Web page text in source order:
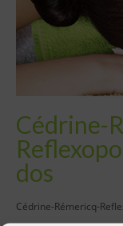
Cédrine-
dos
Cédrine-Rémericq-